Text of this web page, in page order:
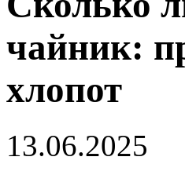
чайник:
хлопот
13.06.2025